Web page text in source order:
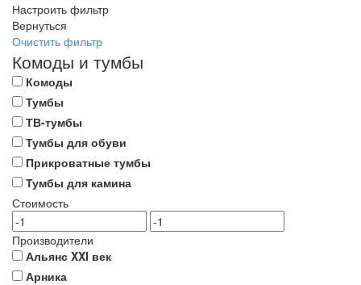
Настроить фильтр
Вернуться
Очистить фильтр
Комоды и тумбы
Комоды
Тумбы
ТВ-тумбы
Тумбы для обуви
Прикроватные тумбы
Тумбы для камина
Стоимость
Производители
Альянс XXI век
Арника